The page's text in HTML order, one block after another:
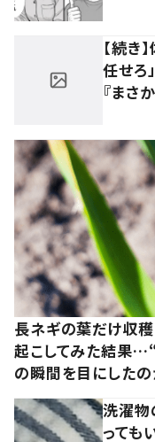
【続き
任せろ
『まさ
長ネギの葉だけ収
起こしてみた結果…“
の瞬間を目にしたの
洗濯物
っても